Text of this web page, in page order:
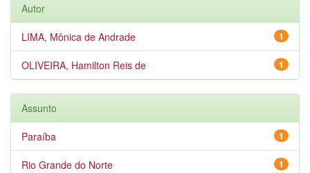
Autor
1
LIMA, Mônica de Andrade
1
OLIVEIRA, Hamilton Reis de
Assunto
1
Paraíba
1
Rio Grande do Norte